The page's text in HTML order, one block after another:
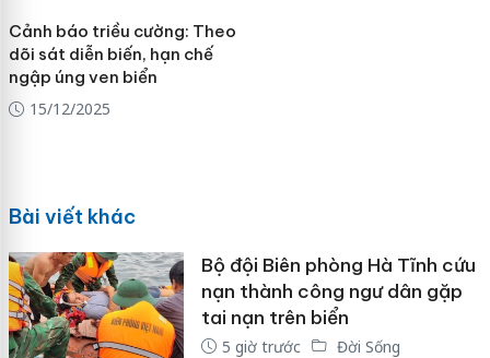
Cảnh báo triều cường: Theo
dõi sát diễn biến, hạn chế
ngập úng ven biển
15/12/2025
Bài viết khác
Bộ đội Biên phòng Hà Tĩnh cứu
nạn thành công ngư dân gặp
tai nạn trên biển
5 giờ trước Đời Sống